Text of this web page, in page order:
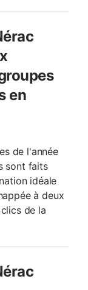
en
de l'année
sont faits
idéale
à deux
de la